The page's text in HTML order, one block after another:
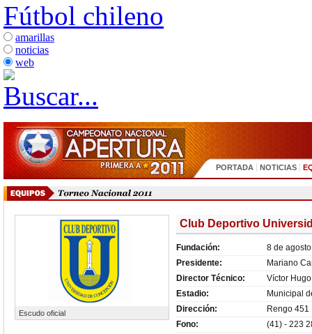
Fútbol chileno
amarillas
noticias
web
PORTADA NOTICIAS
Escudo oficial
Club Deportivo
Fundación:
8 de
Presidente:
Mariano
Director Técnico:
Víctor
Estadio:
Municipal
Dirección:
Rengo 451
Fono:
(41) - 223